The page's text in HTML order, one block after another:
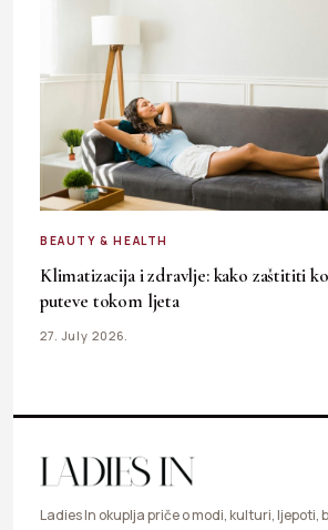
BEAUTY & HEALTH
Klimatizacija i zdravlje: kako zaštititi
puteve tokom ljeta
27. July 2026.
Ladies In okuplja priče o modi, kulturi, ljepoti,